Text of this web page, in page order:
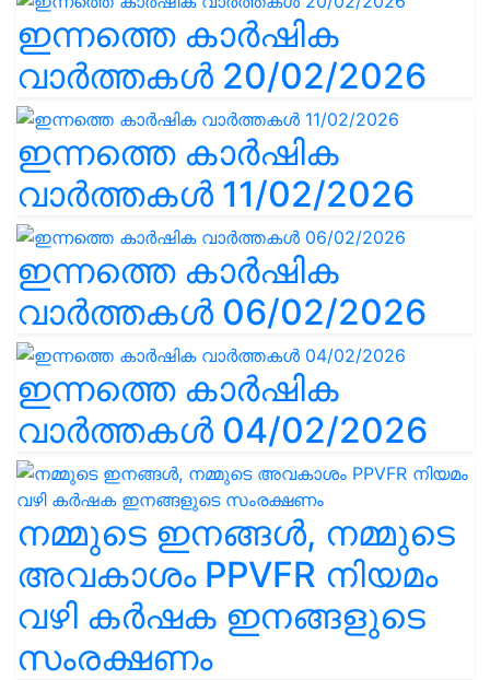
ഇന്നത്തെ കാർഷിക
വാർത്തകൾ 20/02/2026
ഇന്നത്തെ കാർഷിക
വാർത്തകൾ 11/02/2026
ഇന്നത്തെ കാർഷിക
വാർത്തകൾ 06/02/2026
ഇന്നത്തെ കാർഷിക
വാർത്തകൾ 04/02/2026
നമ്മുടെ ഇനങ്ങൾ, നമ്മുടെ
അവകാശം PPVFR നിയമം
വഴി കർഷക ഇനങ്ങളുടെ
സംരക്ഷണം